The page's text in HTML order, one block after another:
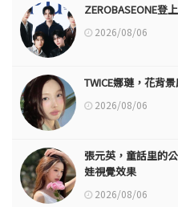
ZEROBASEONE登
2026/08/06
TWICE娜璉，花背
2026/08/06
張元英，童話里的
娃視覺效果
2026/08/06